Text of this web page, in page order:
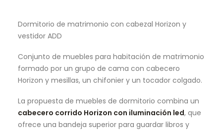
Dormitorio de matrimonio con cabezal Horizon y
vestidor ADD
Conjunto de muebles para habitación de matrimonio
formado por un grupo de cama con cabecero
Horizon y mesillas, un chifonier y un tocador colgado.
La propuesta de muebles de dormitorio combina un
cabecero corrido Horizon con iluminación led, que
ofrece una bandeja superior para guardar libros y